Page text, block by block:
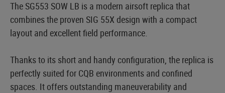
The SG553 SOW LB is a modern airsoft replica that
combines the proven SIG 55X design with a compact
layout and excellent field performance.
Thanks to its short and handy configuration, the replica is
perfectly suited for CQB environments and confined
spaces. It offers outstanding maneuverability and